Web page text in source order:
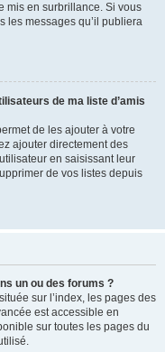
mis en surbrillance. Si vous
les messages qu’il publiera
de ma liste d’amis
de les ajouter à votre
ajouter directement des
en saisissant leur
de vos listes depuis
un ou des forums ?
sur l’index, les pages des
est accessible en
sur toutes les pages du